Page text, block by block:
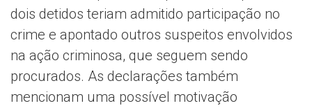
dois detidos teriam admitido participação no
crime e apontado outros suspeitos envolvidos
na ação criminosa, que seguem sendo
procurados. As declarações também
mencionam uma possível motivação